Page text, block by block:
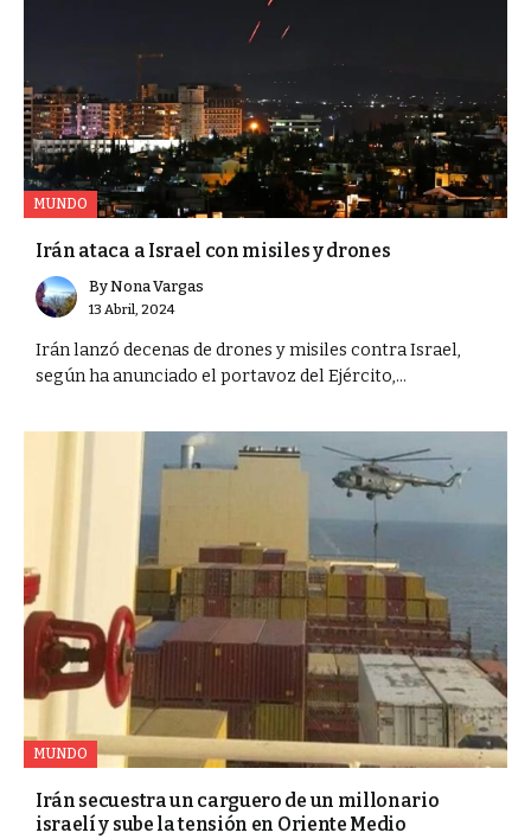
MUNDO
Irán ataca a Israel con misiles y drones
ByNona Vargas
13 Abril, 2024
Irán lanzó decenas de drones y misiles contra Israel,
según ha anunciado el portavoz del Ejército,...
MUNDO
Irán secuestra un carguero de un millonario
israelí y sube la tensión en Oriente Medio